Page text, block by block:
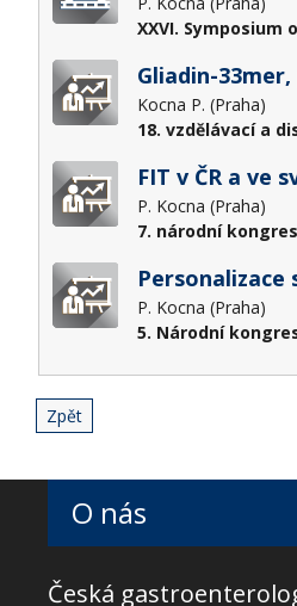
XXVI.
Gliadin-
Kocna P. (Praha)
18. vzdělávací a
FIT v ČR a ve
P. Kocna (Praha)
7. národní
P. Kocna (Praha)
5. Národní
Zpět
O nás
Česká